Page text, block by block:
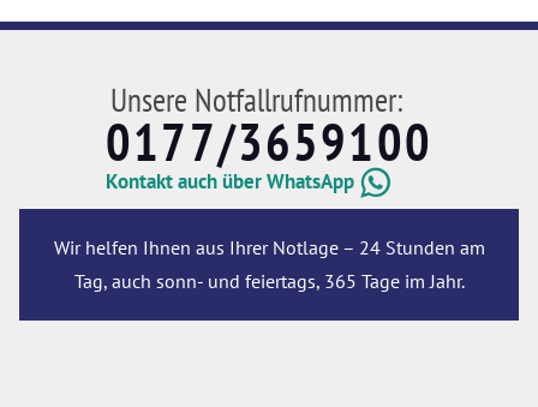
Unsere Notfallrufnummer:
0177/3659100
Kontakt auch über WhatsApp
Wir helfen Ihnen aus Ihrer Notlage – 24 Stunden am
Tag, auch sonn- und feiertags, 365 Tage im Jahr.